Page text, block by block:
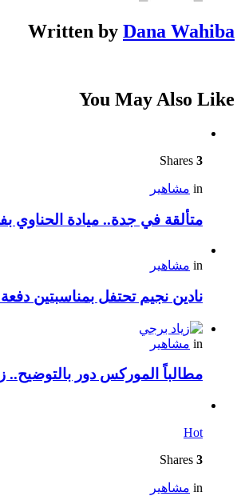
Written by Dana Wahiba
You May Also Like
3
in مشاهير
متألقة في جدة.. ميادة الحناوي
in مشاهير
نادين نجيم تحتفل بمناسبتين
in مشاهير
مطالباً الموركس دور بالتوضيح..
Hot
3
in مشاهير